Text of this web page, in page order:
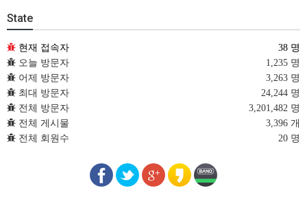
State
현재 접속자
38 명
오늘 방문자
1,235 명
어제 방문자
3,263 명
최대 방문자
24,244 명
전체 방문자
3,201,482 명
전체 게시물
3,396 개
전체 회원수
20 명